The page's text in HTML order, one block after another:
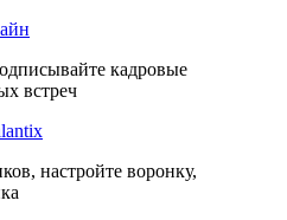
кадровые
встреч
настройте воронку,